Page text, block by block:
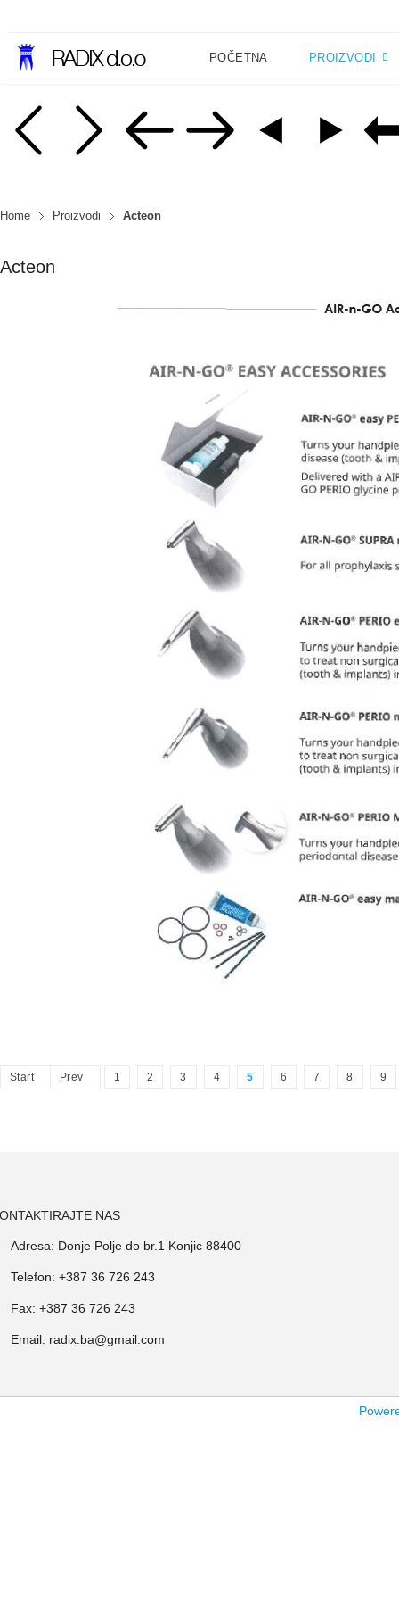
POČETNA PROIZVODI
Home Proizvodi Acteon
Acteon
Start Prev 1 2 3 4 5 6 7 8 9
NAS
Adresa: Donje Polje do br.1 Konjic 88400
Telefon: +387 36 726 243
Fax: +387 36 726 243
Email: radix.ba@gmail.com